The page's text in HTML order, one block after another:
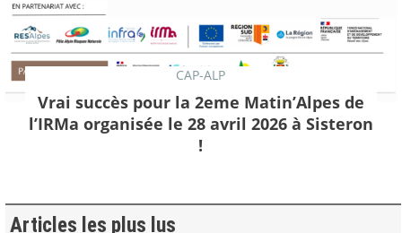
CAP-ALP
Vrai succès pour la 2eme Matin’Alpes de
l’IRMa organisée le 28 avril 2026 à Sisteron
!
Articles les plus lus